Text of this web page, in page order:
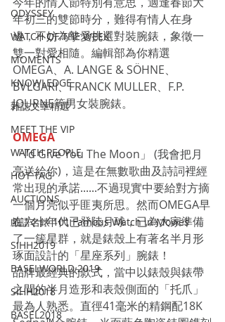
ODYSSEY
WATCH OF THE WEEK
MOMENTS
KNOWLEDGE
雜誌文章精選
MEET THE VIP
WATCH PEOPLE
HOT TAG
AUCTIONS
戲語名錶 101 Famous Watch in Movies
SIHH2019
BASELWORLD 2019
SIHH2018
BASEL2018
年初三的雙節時分，難得有情人在身
邊，不妨為摯愛挑選對裝腕錶，象徵一
雙一對愛相隨。編輯部為你精選
OMEGA、A. LANGE & SÖHNE、
BVLGARI、FRANCK MULLER、F.P.
JOURNE等男女裝腕錶。
OMEGA
「I’d Give You The Moon」 (我會把月
亮送給你)，這是在無數歌曲及詩詞裡經
常出現的承諾......不過現實中要給對方摘
一個月亮似乎匪夷所思。然而OMEGA早
在六十年代已登陸月球，已為大家準備
了一簇星群，就是錶殼上有著名半月形
琢面設計的「星座系列」腕錶！
品牌最經典的款式，當中以錶殼與錶帶
之間的半月造形和表殼側面的「托爪」
最為人熟悉。直徑41毫米的精鋼配18K